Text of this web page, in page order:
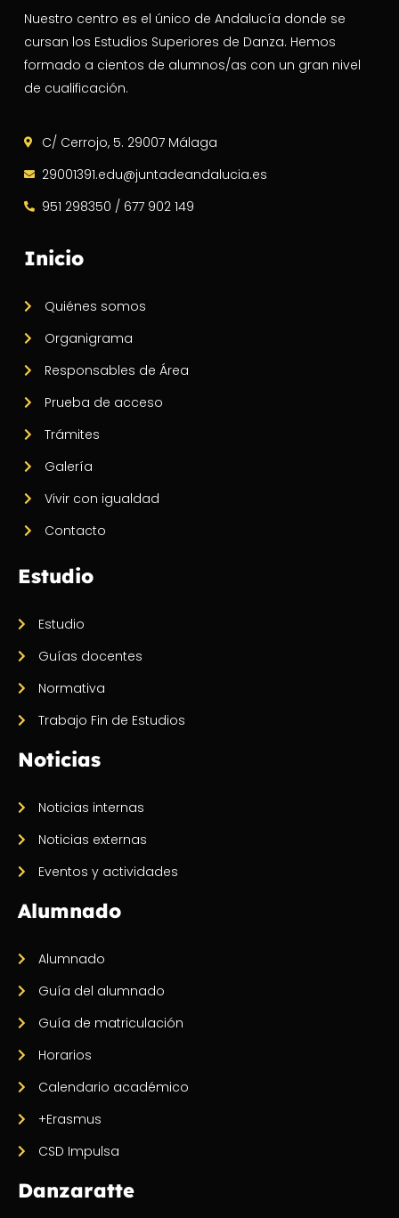
Nuestro centro es el único de Andalucía donde se
cursan los Estudios Superiores de Danza. Hemos
formado a cientos de alumnos/as con un gran nivel
de cualificación.
C/ Cerrojo, 5. 29007 Málaga
29001391.edu@juntadeandalucia.es
951 298350 / 677 902 149
Inicio
Quiénes somos
Organigrama
Responsables de Área
Prueba de acceso
Trámites
Galería
Vivir con igualdad
Contacto
Estudio
Estudio
Guías docentes
Normativa
Trabajo Fin de Estudios
Noticias
Noticias internas
Noticias externas
Eventos y actividades
Alumnado
Alumnado
Guía del alumnado
Guía de matriculación
Horarios
Calendario académico
+Erasmus
CSD Impulsa
Danzaratte